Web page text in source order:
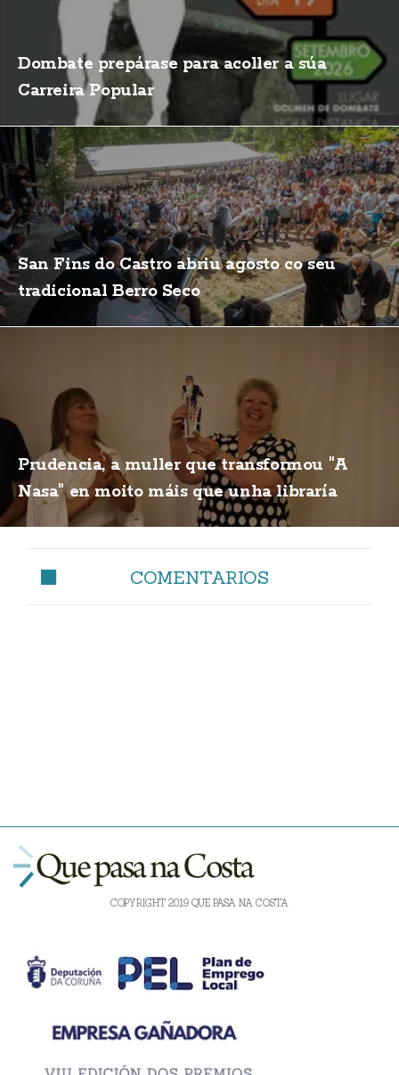
Dombate prepárase para acoller a súa
Carreira Popular
San Fins do Castro abriu agosto co seu
tradicional Berro Seco
Prudencia, a muller que transformou "A
Nasa" en moito máis que unha libraría
COMENTARIOS
COPYRIGHT 2019 QUE PASA NA COSTA